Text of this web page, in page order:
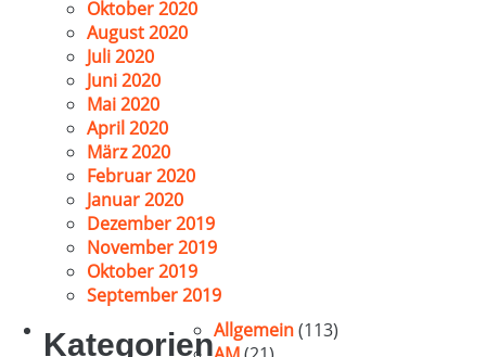
Oktober 2020
August 2020
Juli 2020
Juni 2020
Mai 2020
April 2020
März 2020
Februar 2020
Januar 2020
Dezember 2019
November 2019
Oktober 2019
September 2019
KategorienAllgemein(113)